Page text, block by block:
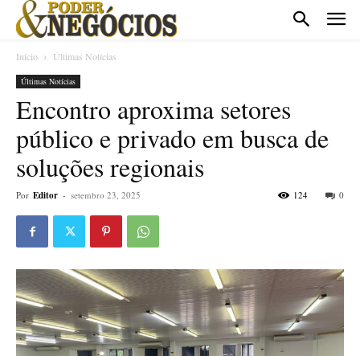
Início Últimas Notícias
Últimas Notícias
Encontro aproxima setores
público e privado em busca de
soluções regionais
Por Editor - setembro 23, 2025 0
124